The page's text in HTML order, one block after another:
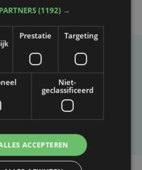
opgemerkt?
of schrijffout opgemerkt in dit
artikel?
het ons weten
(1192) →
Prestatie Targeting
Niet-
geclassificeerd
ACCEPTEREN